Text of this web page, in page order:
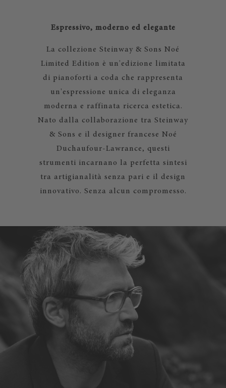
Espressivo, moderno ed elegante
La collezione Steinway & Sons Noé
Limited Edition è un'edizione limitata
di pianoforti a coda che rappresenta
un'espressione unica di eleganza
moderna e raffinata ricerca estetica.
Nato dalla collaborazione tra Steinway
& Sons e il designer francese Noé
Duchaufour-Lawrance, questi
strumenti incarnano la perfetta sintesi
tra artigianalità senza pari e il design
innovativo. Senza alcun compromesso.